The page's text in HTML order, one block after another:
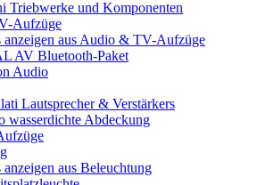
Triebwerke und Komponenten
Aufzüge
anzeigen aus Audio & TV-Aufzüge
AV Bluetooth-Paket
Audio
Lautsprecher & Verstärkers
wasserdichte Abdeckung
anzeigen aus Beleuchtung